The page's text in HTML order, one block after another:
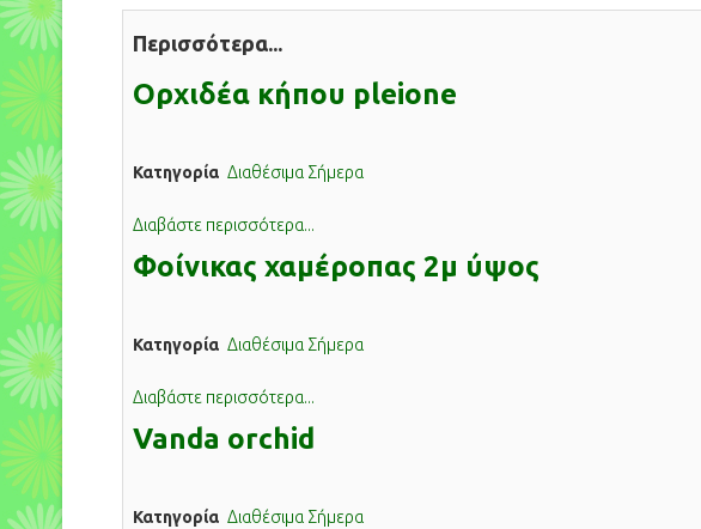
Περισσότερα...
Ορχιδέα κήπου pleione
Κατηγορία Διαθέσιμα Σήμερα
Διαβάστε περισσότερα...
Φοίνικας χαμέροπας 2μ ύψος
Κατηγορία Διαθέσιμα Σήμερα
Διαβάστε περισσότερα...
Vanda orchid
Κατηγορία Διαθέσιμα Σήμερα